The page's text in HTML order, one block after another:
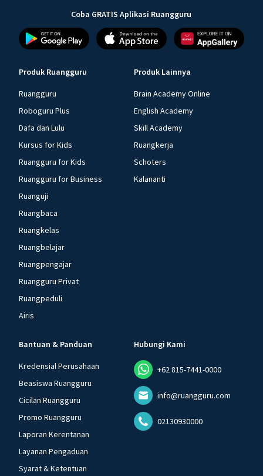
Coba GRATIS Aplikasi Ruangguru
Produk Ruangguru
Ruangguru
Roboguru Plus
Dafa dan Lulu
Kursus for Kids
Ruangguru for Kids
Ruangguru for Business
Ruanguji
Ruangbaca
Ruangkelas
Ruangbelajar
Ruangpengajar
Ruangguru Privat
Ruangpeduli
Airis
Produk Lainnya
Brain Academy Online
English Academy
Skill Academy
Ruangkerja
Schoters
Kalananti
Bantuan & Panduan
Kredensial Perusahaan
Beasiswa Ruangguru
Cicilan Ruangguru
Promo Ruangguru
Laporan Kerentanan
Layanan Pengaduan
Syarat & Ketentuan
Hubungi Kami
+62 815-7441-0000
info@ruangguru.com
02130930000